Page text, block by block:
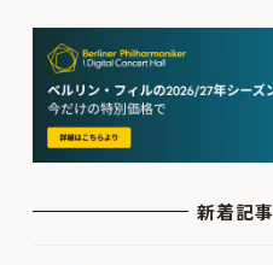
新着記事